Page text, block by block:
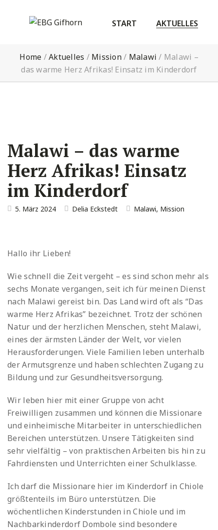
START AKTUELLES
Home /Aktuelles / Mission/ Malawi / Malawi –
das warme Herz Afrikas! Einsatz im Kinderdorf
Malawi – das warme
Herz Afrikas! Einsatz
im Kinderdorf
5. März 2024 Delia Eckstedt Malawi, Mission
Hallo ihr Lieben!
Wie schnell die Zeit vergeht – es sind schon mehr als
sechs Monate vergangen, seit ich für meinen Dienst
nach Malawi gereist bin. Das Land wird oft als “Das
warme Herz Afrikas” bezeichnet. Trotz der schönen
Natur und der herzlichen Menschen, steht Malawi,
eines der ärmsten Länder der Welt, vor vielen
Herausforderungen. Viele Familien leben unterhalb
der Armutsgrenze und haben schlechten Zugang zu
Bildung und zur Gesundheitsversorgung.
Wir leben hier mit einer Gruppe von acht
Freiwilligen zusammen und können die Missionare
und einheimische Mitarbeiter in unterschiedlichen
Bereichen unterstützen. Unsere Tätigkeiten sind
sehr vielfältig – von praktischen Arbeiten bis hin zu
Fahrdiensten und Unterrichten einer Schulklasse.
Ich darf die Missionare hier im Kinderdorf in Chiole
größtenteils im Büro unterstützen. Die
wöchentlichen Kinderstunden in Chiole und im
Nachbarkinderdorf Dombole sind besondere